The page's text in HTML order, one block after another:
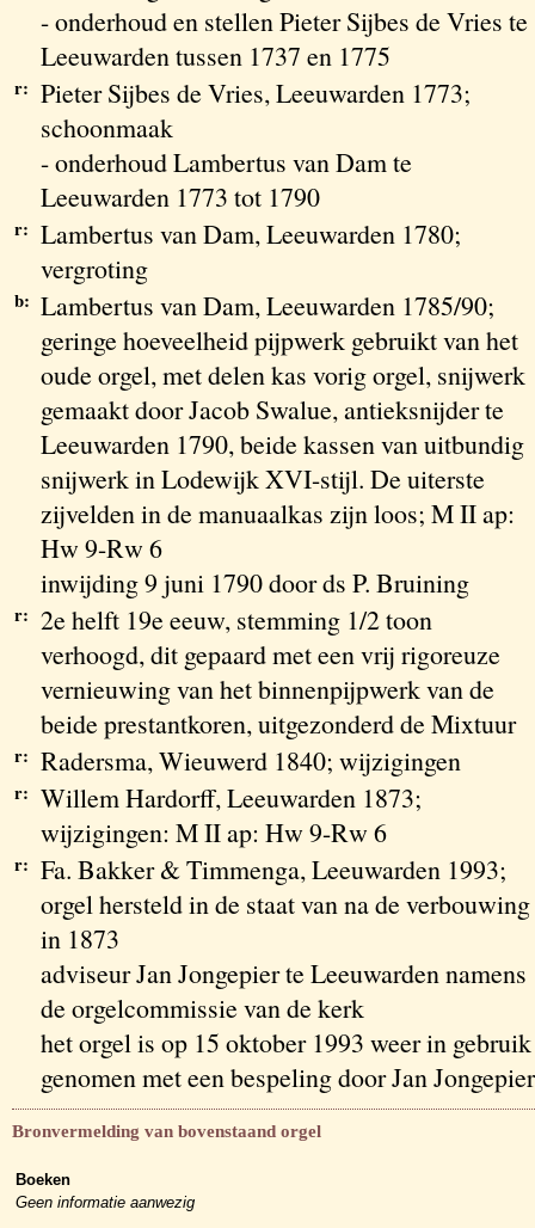
- onderhoud en stellen Pieter Sijbes de Vries te
Leeuwarden tussen 1737 en 1775
r: Pieter Sijbes de Vries, Leeuwarden 1773;
schoonmaak
- onderhoud Lambertus van Dam te
Leeuwarden 1773 tot 1790
r: Lambertus van Dam, Leeuwarden 1780;
vergroting
b: Lambertus van Dam, Leeuwarden 1785/90;
geringe hoeveelheid pijpwerk gebruikt van het
oude orgel, met delen kas vorig orgel, snijwerk
gemaakt door Jacob Swalue, antieksnijder te
Leeuwarden 1790, beide kassen van uitbundig
snijwerk in Lodewijk XVI-stijl. De uiterste
zijvelden in de manuaalkas zijn loos; M II ap:
Hw 9-Rw 6
inwijding 9 juni 1790 door ds P. Bruining
r: 2e helft 19e eeuw, stemming 1/2 toon
verhoogd, dit gepaard met een vrij rigoreuze
vernieuwing van het binnenpijpwerk van de
beide prestantkoren, uitgezonderd de Mixtuur
r: Radersma, Wieuwerd 1840; wijzigingen
r: Willem Hardorff, Leeuwarden 1873;
wijzigingen: M II ap: Hw 9-Rw 6
r: Fa. Bakker & Timmenga, Leeuwarden 1993;
orgel hersteld in de staat van na de verbouwing
in 1873
adviseur Jan Jongepier te Leeuwarden namens
de orgelcommissie van de kerk
het orgel is op 15 oktober 1993 weer in gebruik
genomen met een bespeling door Jan Jongepier
Bronvermelding van bovenstaand orgel
Boeken
Geen informatie aanwezig